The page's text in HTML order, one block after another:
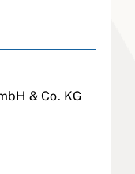
& Co. KG